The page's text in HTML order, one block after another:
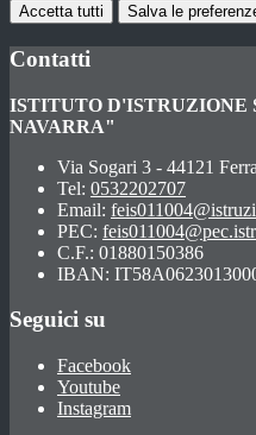
Accetta tutti Salva le
Contatti
ISTITUTO D'ISTRUZIONE
NAVARRA"
Via Sogari 3 - 44121
Tel: 0532202707
Email:
PEC:
C.F.: 01880150386
IBAN:
Seguici su
Facebook
Youtube
Instagram